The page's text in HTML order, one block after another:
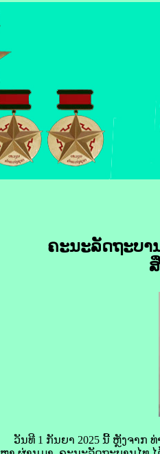
ຄະນະ​ລັດຖະບາ
ວັນທີ 1 ກັນຍາ 2025 ນີ້ ຫຼັງຈາກ